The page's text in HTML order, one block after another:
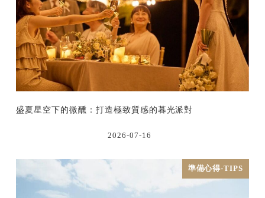
盛夏星空下的微醺：打造極致質感的暮光派對
2026-07-16
準備心得-TIPS